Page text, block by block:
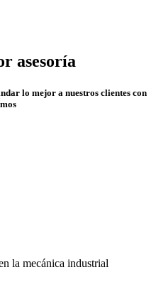
asesoría
lo mejor a nuestros clientes con
la mecánica industrial